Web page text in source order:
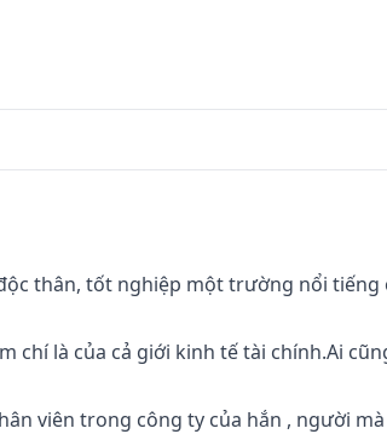
thân, tốt nghiệp một trường nổi tiếng
chí là của cả giới kinh tế tài chính.Ai
viên trong công ty của hắn , người mà